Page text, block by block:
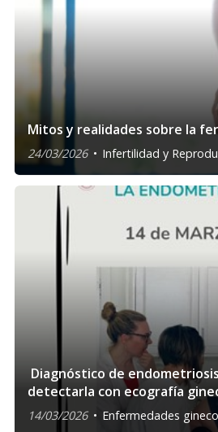
Mitos y realidades sobre la
24/03/2026 Infertilidad y
Diagnóstico de
detectarla con ecografía
14/03/2026 Enfermedades